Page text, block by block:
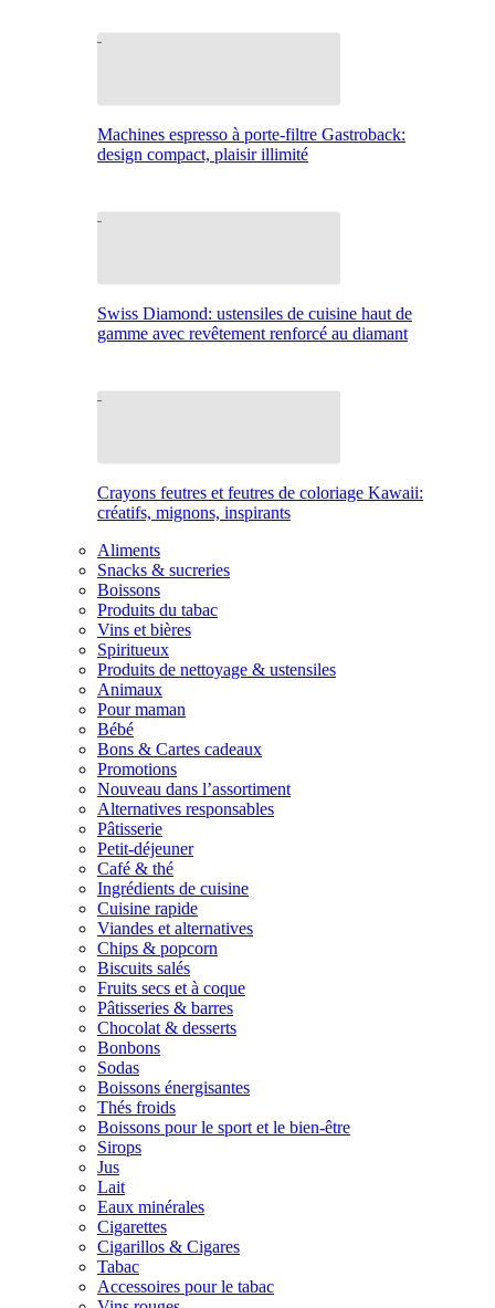
Machines espresso à porte-filtre Gastroback:
design compact, plaisir illimité
Swiss Diamond: ustensiles de cuisine haut de
gamme avec revêtement renforcé au diamant
Crayons feutres et feutres de coloriage Kawaii:
créatifs, mignons, inspirants
Aliments
Snacks & sucreries
Boissons
Produits du tabac
Vins et bières
Spiritueux
Produits de nettoyage & ustensiles
Animaux
Pour maman
Bébé
Bons & Cartes cadeaux
Promotions
Nouveau dans l’assortiment
Alternatives responsables
Pâtisserie
Petit-déjeuner
Café & thé
Ingrédients de cuisine
Cuisine rapide
Viandes et alternatives
Chips & popcorn
Biscuits salés
Fruits secs et à coque
Pâtisseries & barres
Chocolat & desserts
Bonbons
Sodas
Boissons énergisantes
Thés froids
Boissons pour le sport et le bien-être
Sirops
Jus
Lait
Eaux minérales
Cigarettes
Cigarillos & Cigares
Tabac
Accessoires pour le tabac